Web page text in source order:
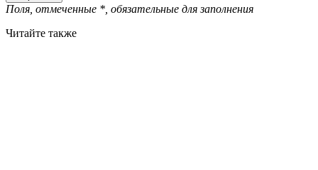
Поля, отмеченные *, обязательные для заполнения
Читайте также